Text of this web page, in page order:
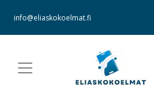
info@eliaskokoelmat.fi